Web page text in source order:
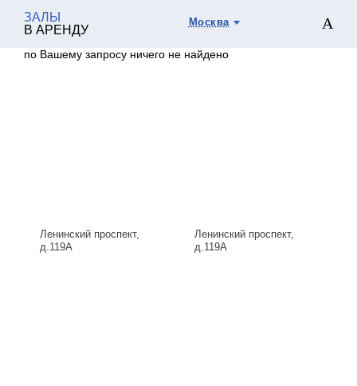
ЗАЛЫ
В АРЕНДУ
Москва
по Вашему запросу ничего не найдено
Ленинский проспект,
д.119А
Ленинский проспект,
д.119А